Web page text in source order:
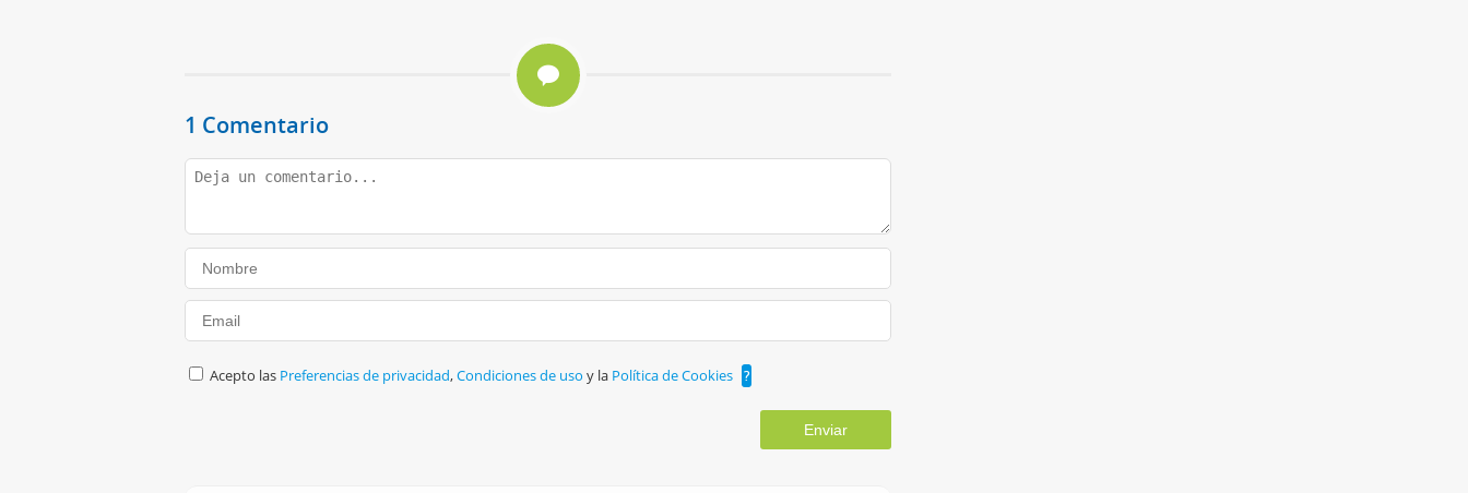
1 Comentario
Acepto las Preferencias de privacidad,Condiciones de usoy la Política de Cookies ?
Enviar